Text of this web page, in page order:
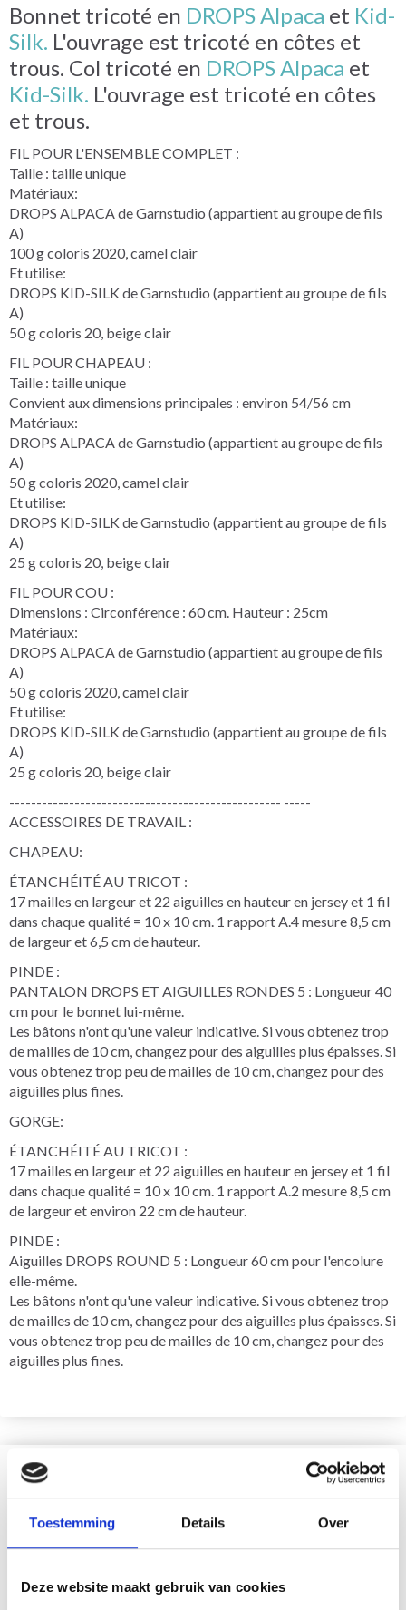
Toestemming Details Over
Deze website maakt gebruik van cookies
Bonnet tricoté en DROPS Alpaca et Kid-
Silk. L'ouvrage est tricoté en côtes et
trous. Col tricoté en DROPS Alpaca et
Kid-Silk. L'ouvrage est tricoté en côtes
et trous.
FIL POUR L'ENSEMBLE COMPLET :
Taille : taille unique
Matériaux:
DROPS ALPACA de Garnstudio (appartient au groupe de fils
A)
100 g coloris 2020, camel clair
Et utilise:
DROPS KID-SILK de Garnstudio (appartient au groupe de fils
A)
50 g coloris 20, beige clair
FIL POUR CHAPEAU :
Taille : taille unique
Convient aux dimensions principales : environ 54/56 cm
Matériaux:
DROPS ALPACA de Garnstudio (appartient au groupe de fils
A)
50 g coloris 2020, camel clair
Et utilise:
DROPS KID-SILK de Garnstudio (appartient au groupe de fils
A)
25 g coloris 20, beige clair
FIL POUR COU :
Dimensions : Circonférence : 60 cm. Hauteur : 25cm
Matériaux:
DROPS ALPACA de Garnstudio (appartient au groupe de fils
A)
50 g coloris 2020, camel clair
Et utilise:
DROPS KID-SILK de Garnstudio (appartient au groupe de fils
A)
25 g coloris 20, beige clair
-------------------------------------------------- -----
ACCESSOIRES DE TRAVAIL :
CHAPEAU:
ÉTANCHÉITÉ AU TRICOT :
17 mailles en largeur et 22 aiguilles en hauteur en jersey et 1 fil
dans chaque qualité = 10 x 10 cm. 1 rapport A.4 mesure 8,5 cm
de largeur et 6,5 cm de hauteur.
PINDE :
PANTALON DROPS ET AIGUILLES RONDES 5 : Longueur 40
cm pour le bonnet lui-même.
Les bâtons n'ont qu'une valeur indicative. Si vous obtenez trop
de mailles de 10 cm, changez pour des aiguilles plus épaisses. Si
vous obtenez trop peu de mailles de 10 cm, changez pour des
aiguilles plus fines.
GORGE:
ÉTANCHÉITÉ AU TRICOT :
17 mailles en largeur et 22 aiguilles en hauteur en jersey et 1 fil
dans chaque qualité = 10 x 10 cm. 1 rapport A.2 mesure 8,5 cm
de largeur et environ 22 cm de hauteur.
PINDE :
Aiguilles DROPS ROUND 5 : Longueur 60 cm pour l'encolure
elle-même.
Les bâtons n'ont qu'une valeur indicative. Si vous obtenez trop
de mailles de 10 cm, changez pour des aiguilles plus épaisses. Si
vous obtenez trop peu de mailles de 10 cm, changez pour des
aiguilles plus fines.
VOUS AIMEREZ SÛREMENT
29% de réduction